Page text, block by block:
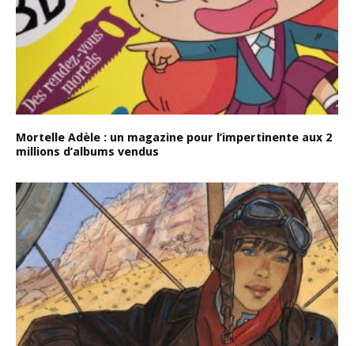
Mortelle Adèle : un magazine pour l’impertinente aux 2
millions d’albums vendus